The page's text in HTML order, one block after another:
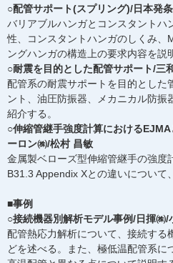
○配管サポート(スプリング)/日本発
バリアブルハンガとコンスタントハ
性、コンスタントハンガのしくみ、
ングハンガの構造上の要求内容を説
○耐震を目的とした配管サポート/三
配管系の耐震サポートを目的とした
ント、油圧防振器、メカニカル防振
紹介する。
○伸縮管継手強度計算における
ーロン㈱/松村 昌敏
金属製ベローズ型伸縮管継手の強度
B31.3 Appendix Xとの違いについて
■事例
○接続機器別解析モデル事例/日揮㈱/
配管熱応力解析について、接続する
どを述べる。また、極低温配管系に